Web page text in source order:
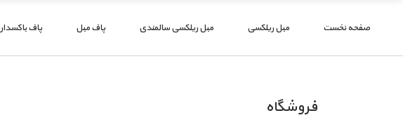
صفحه نخست مبل ریلکسی مبل ریلکسی سالمندی پاف مبل پاف باکسدار
فروشگاه